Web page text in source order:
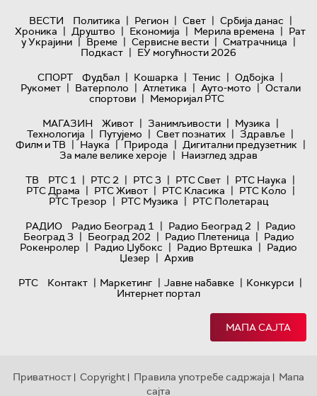
ВЕСТИ Политика | Регион | Свет | Србија данас |
Хроника | Друштво | Економија | Мерила времена | Рат
у Украјини | Време | Сервисне вести | Сматрачница |
Подкаст | ЕУ могућности 2026
СПОРТ
Фудбал | Кошарка | Тенис | Одбојка |
Рукомет | Ватерполо | Атлетика | Ауто-мото | Остали
спортови | Меморијал РТС
МАГАЗИН
Живот | Занимљивости | Музика |
Технологијa | Путујемо | Свет познатих | Здравље |
Филм и ТВ | Наука | Природа | Дигитални предузетник |
За мале велике хероје | Наизглед здрав
ТВ
РТС 1 | РТС 2 | РТС 3 | РТС Свет | РТС Наука |
РТС Драма | РТС Живот | РТС Класика | РТС Коло |
РТС Трезор | РТС Музика | РТС Полетарац
РАДИО
Радио Београд 1 | Радио Београд 2 | Радио
Београд 3 | Београд 202 | Радио Плетеница | Радио
Рокенролер | Радио Џубокс | Радио Вртешка | Радио
Џезер | Архив
РТС
Контакт | Маркетинг | Јавне набавке | Конкурси |
Интернет портал
МАПА САЈТА
Приватност | Copyright | Правила употребе садржаја | Мапа
сајта